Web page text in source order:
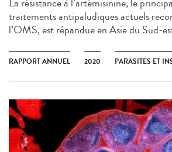
traitements antipaludiques actuels
l’OMS, est répandue en Asie du Sud-
RAPPORT ANNUEL 2020 PARASITES ET